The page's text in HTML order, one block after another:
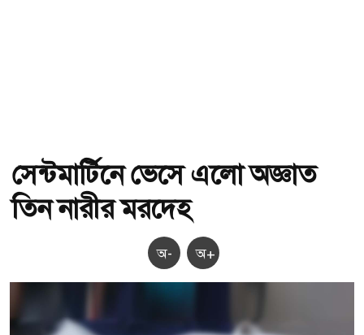
সেন্টমার্টিনে ভেসে এলো অজ্ঞাত
তিন নারীর মরদেহ
অ- অ+